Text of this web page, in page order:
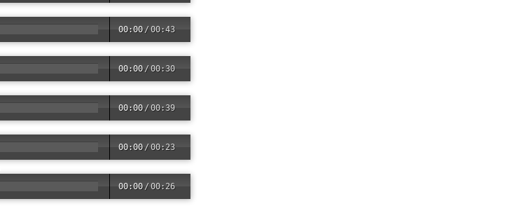
00:00 /00:43
00:00 /00:30
00:00 /00:39
00:00 /00:23
00:00 /00:26